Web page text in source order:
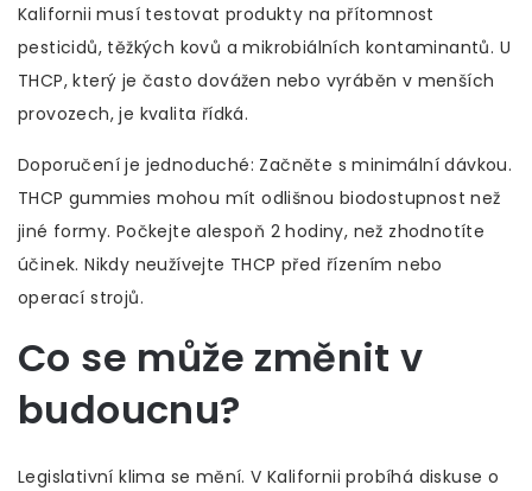
Kalifornii musí testovat produkty na přítomnost
pesticidů, těžkých kovů a mikrobiálních kontaminantů. U
THCP, který je často dovážen nebo vyráběn v menších
provozech, je kvalita řídká.
Doporučení je jednoduché: Začněte s minimální dávkou.
THCP gummies mohou mít odlišnou biodostupnost než
jiné formy. Počkejte alespoň 2 hodiny, než zhodnotíte
účinek. Nikdy neužívejte THCP před řízením nebo
operací strojů.
Co se může změnit v
budoucnu?
Legislativní klima se mění. V Kalifornii probíhá diskuse o